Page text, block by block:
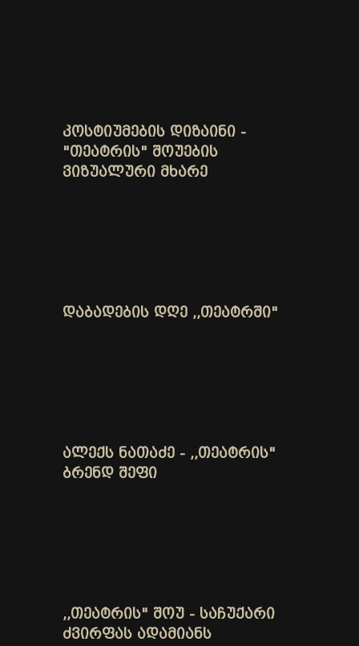
ᲙᲝᲡᲢᲘᲣᲛᲔᲑᲘᲡ ᲓᲘᲖᲐᲘᲜᲘ -
"ᲗᲔᲐᲢᲠᲘᲡ" ᲨᲝᲣᲔᲑᲘᲡ
ᲕᲘᲖᲣᲐᲚᲣᲠᲘ ᲛᲮᲐᲠᲔ
ᲓᲐᲑᲐᲓᲔᲑᲘᲡ ᲓᲦᲔ ,,ᲗᲔᲐᲢᲠᲨᲘ"
ᲐᲚᲔᲥᲡ ᲜᲐᲗᲐᲫᲔ - ,,ᲗᲔᲐᲢᲠᲘᲡ"
ᲑᲠᲔᲜᲓ ᲨᲔᲤᲘ
,,ᲗᲔᲐᲢᲠᲘᲡ" ᲨᲝᲣ - ᲡᲐᲩᲣᲥᲐᲠᲘ
ᲫᲕᲘᲠᲤᲐᲡ ᲐᲓᲐᲛᲘᲐᲜᲡ